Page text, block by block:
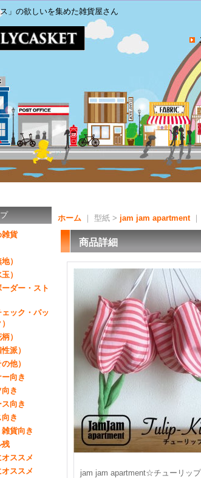
ス」の欲しいを集めた雑貨屋さん
雑貨
）
）
ダー・スト
ック・パッ
）
派）
他）
ー向き
向き
向き
き
貨向き
残
ススメ
ススメ
ホーム ｜ 型紙 > jam jam apartment｜
商品詳細
jam jam apartment☆チューリッ